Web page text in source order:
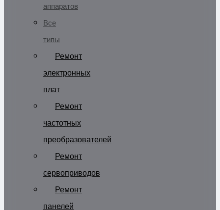
аппаратов
Все
типы
Ремонт
электронных
плат
Ремонт
частотных
преобразователей
Ремонт
сервоприводов
Ремонт
панелей